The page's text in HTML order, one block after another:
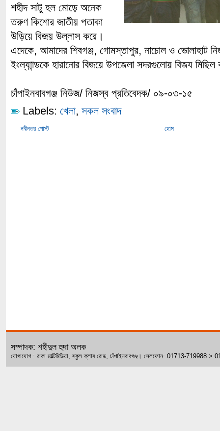
শহীদ সাটু হল মোড়ে অনেক
তরুণ কিশোর জাতীয় পতাকা
উড়িয়ে বিজয় উল্লাস করে।
এদেকে, আমাদের শিবগঞ্জ, গোমস্তাপুর, নাচোল ও ভোলাহাট
ইংল্যাান্ডকে হারানোর বিজয়ে উপজেলা সদরগুলোয় বিজয
চাঁপাইনবাবগঞ্জ নিউজ/ নিজস্ব প্রতিবেদক/ ০৯-০৩-১৫
Labels: খেলা, সকল সংবাদ
নবীনতর পোস্ট হোম
সম্পাদক: শহীদুল হুদা অলক
যোগাযোগ : রাকা মাল্টিমিডিয়া, স্কুল ক্লাব রোড, চাঁপাইনবাবগঞ্জ। সেলফোন: 01713-